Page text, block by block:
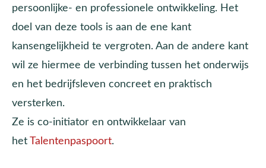
persoonlijke- en professionele ontwikkeling. Het
doel van deze tools is aan de ene kant
kansengelijkheid te vergroten. Aan de andere kant
wil ze hiermee de verbinding tussen het onderwijs
en het bedrijfsleven concreet en praktisch
versterken.
Ze is co-initiator en ontwikkelaar van
het Talentenpaspoort.